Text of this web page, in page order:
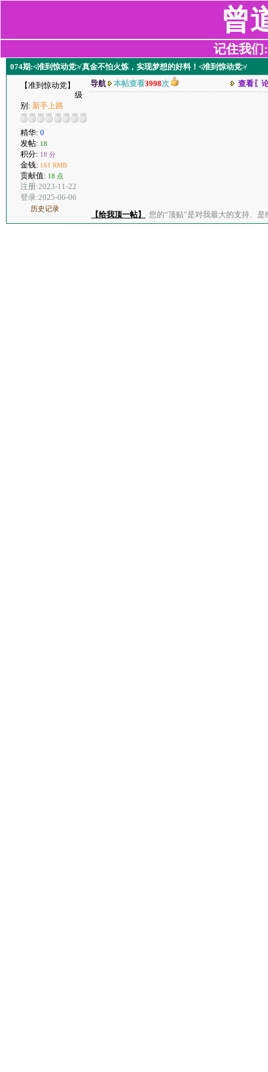
曾
记住我们
074期:≮准到惊动党≯ 真金不怕火炼，实现梦想的好料！≮准到惊动党≯
【准到惊动党】
级
别: 新手上路
精华: 0
发帖: 18
积分: 18 分
金钱: 161 RMB
贡献值: 18 点
注册:2023-11-22
登录:2025-06-06
历史记录
导航 本帖查看3998次 查看〖
【给我顶一帖】 您的“顶贴”是对我最大的支持、